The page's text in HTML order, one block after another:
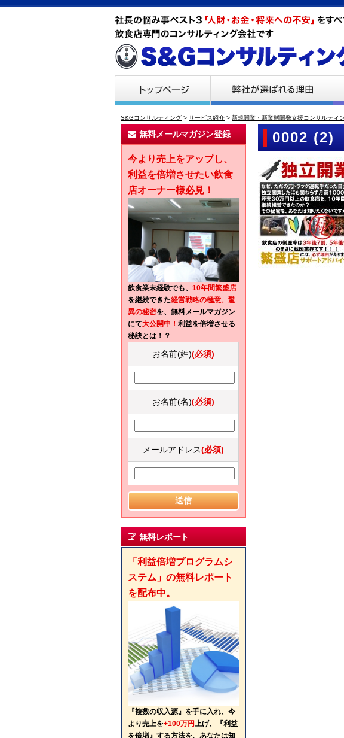
S&Gコンサルティング > サービス紹介 > 新規開業・新業態開発支援コンサルティ
0002 (2)
無料メールマガジン登録
今より売上をアップし、
利益を倍増させたい飲食
店オーナー様必見！
飲食業未経験でも、 10年間繁盛店
を継続できた経営戦略の極意、驚
異の秘密を、無料メールマガジン
にて大公開中！ 利益を倍増させる
秘訣とは！？
お名前(姓)(必須)
お名前(名)(必須)
メールアドレス(必須)
無料レポート
「利益倍増プログラムシ
ステム」の無料レポート
を配布中。
『複数の収入源』を手に入れ、今
より売上を+100万円上げ、『利益
を倍増』する方法を、あなたは知